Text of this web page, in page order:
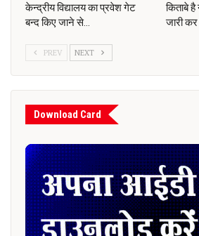
केन्द्रीय विद्यालय का प्रवेश गेट
बन्द किए जाने से…
किताबे
जारी कर
PREV NEXT
Download Card